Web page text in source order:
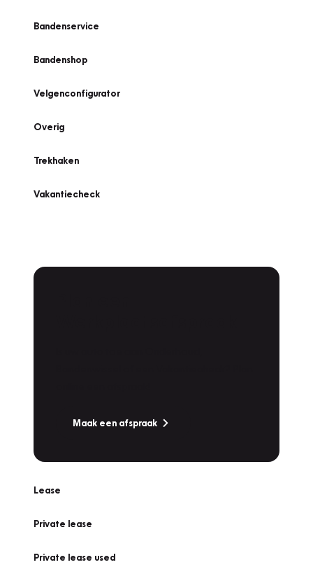
Bandenservice
Bandenshop
Velgenconfigurator
Overig
Trekhaken
Vakantiecheck
Maak een afspraak
Lease
Private lease
Private lease used